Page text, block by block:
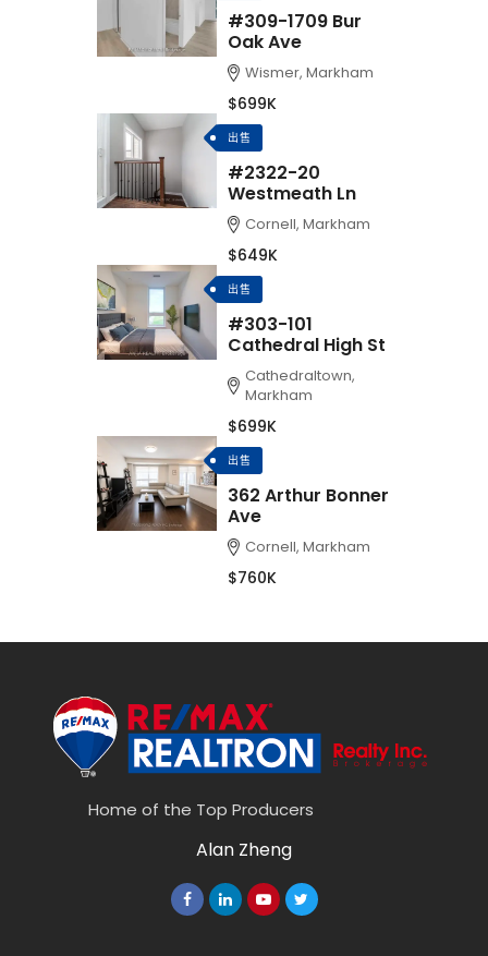
#309-1709 Bur
Oak Ave
Wismer, Markham
$699K
出售
#2322-20
Westmeath Ln
Cornell, Markham
$649K
出售
#303-101
Cathedral High St
Cathedraltown,
Markham
$699K
出售
362 Arthur Bonner
Ave
Cornell, Markham
$760K
Home of the Top Producers
Alan Zheng